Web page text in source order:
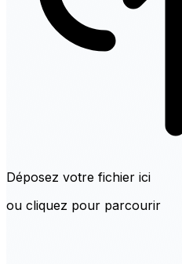
Déposez votre fichier ici
ou cliquez pour parcourir